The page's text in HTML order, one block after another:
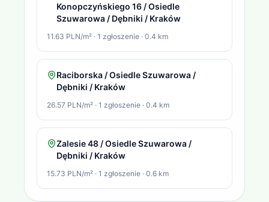
Konopczyńskiego 16 / Osiedle
Szuwarowa / Dębniki / Kraków
11.63 PLN/m² · 1 zgłoszenie · 0.4 km
Raciborska / Osiedle Szuwarowa /
Dębniki / Kraków
26.57 PLN/m² · 1 zgłoszenie · 0.4 km
Zalesie 48 / Osiedle Szuwarowa /
Dębniki / Kraków
15.73 PLN/m² · 1 zgłoszenie · 0.6 km